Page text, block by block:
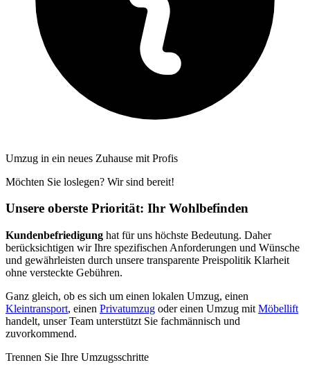
Umzug in ein neues Zuhause mit Profis
Möchten Sie loslegen? Wir sind bereit!
Unsere oberste Priorität: Ihr Wohlbefinden
Kundenbefriedigung hat für uns höchste Bedeutung. Daher
berücksichtigen wir Ihre spezifischen Anforderungen und Wünsche
und gewährleisten durch unsere transparente Preispolitik Klarheit
ohne versteckte Gebühren.
Ganz gleich, ob es sich um einen lokalen Umzug, einen
Kleintransport, einen Privatumzug oder einen Umzug mit Möbellift
handelt, unser Team unterstützt Sie fachmännisch und
zuvorkommend.
Trennen Sie Ihre Umzugsschritte